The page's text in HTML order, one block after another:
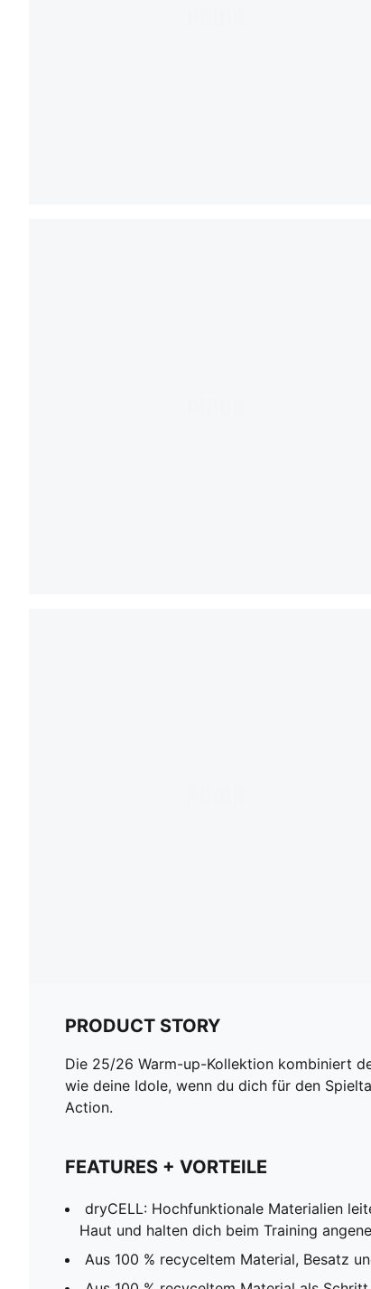
PRODUCT STORY
Die 25/26 Warm-up-Kollektion kombiniert
wie deine Idole, wenn du dich für den
Action.
FEATURES + VORTEILE
dryCELL: Hochfunktionale Materialien
Haut und halten dich beim Training
Aus 100 % recyceltem Material, Besatz